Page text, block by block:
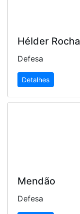
Hélder Rocha
Defesa
Detalhes
Mendão
Defesa